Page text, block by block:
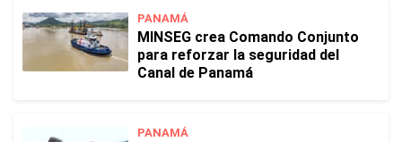
PANAMÁ
MINSEG crea Comando Conjunto
para reforzar la seguridad del
Canal de Panamá
PANAMÁ